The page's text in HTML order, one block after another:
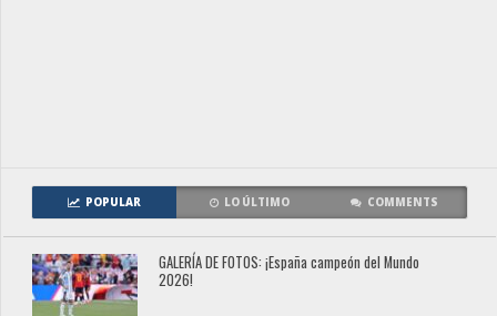
POPULAR LO ÚLTIMO COMMENTS
GALERÍA DE FOTOS: ¡España campeón del Mundo
2026!